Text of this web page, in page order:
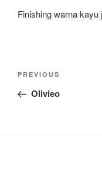
Finishing warna kayu
Navigasi
Previous
Post
PREVIOUS
Olivieo